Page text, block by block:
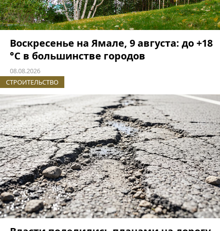
Воскресенье на Ямале, 9 августа: до +18
°C в большинстве городов
08.08.2026
СТРОИТЕЛЬСТВО